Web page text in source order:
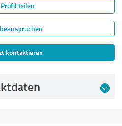
Profil teilen
kontaktieren